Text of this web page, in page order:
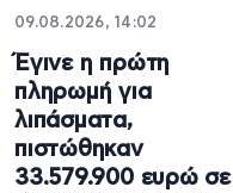
09.08.2026, 14:02
Έγινε η πρώτη
πληρωμή για
λιπάσματα,
πιστώθηκαν
33.579.900 ευρώ σε